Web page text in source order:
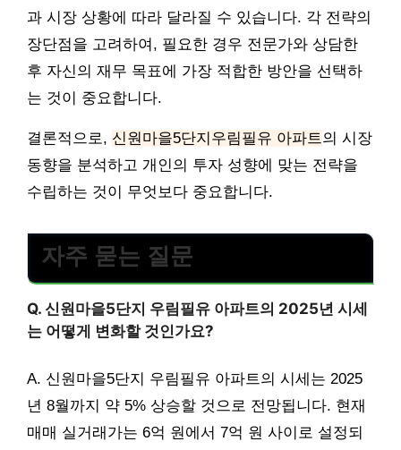
과 시장 상황에 따라 달라질 수 있습니다. 각 전략의
장단점을 고려하여, 필요한 경우 전문가와 상담한
후 자신의 재무 목표에 가장 적합한 방안을 선택하
는 것이 중요합니다.
결론적으로, 신원마을5단지우림필유 아파트의 시장
동향을 분석하고 개인의 투자 성향에 맞는 전략을
수립하는 것이 무엇보다 중요합니다.
자주 묻는 질문
Q. 신원마을5단지 우림필유 아파트의 2025년 시세
는 어떻게 변화할 것인가요?
A. 신원마을5단지 우림필유 아파트의 시세는 2025
년 8월까지 약 5% 상승할 것으로 전망됩니다. 현재
매매 실거래가는 6억 원에서 7억 원 사이로 설정되